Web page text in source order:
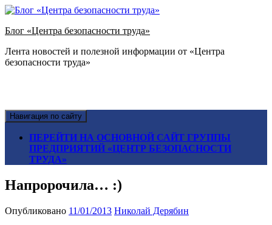
Блог «Центра безопасности труда»
Лента новостей и полезной информации от «Центра
безопасности труда»
Навигация по сайту
ПЕРЕЙТИ НА ОСНОВНОЙ САЙТ ГРУППЫ
ПРЕДПРИЯТИЙ «ЦЕНТР БЕЗОПАСНОСТИ
ТРУДА»
Напророчила… :)
Опубликовано 11/01/2013 Николай Дерябин